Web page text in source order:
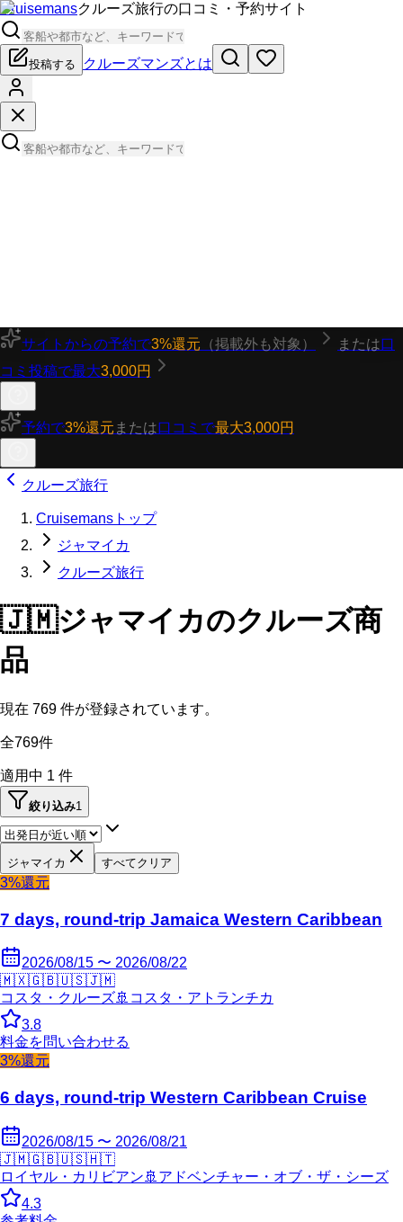
Cruisemansクルーズ旅行の口コミ・予約サイト
投稿する クルーズマンズとは
サイトからの予約で3%還元 （掲載外も対象） または口
コミ投稿で最大3,000円
予約で3%還元 または口コミで最大3,000円
クルーズ旅行
Cruisemansトップ
ジャマイカ
クルーズ旅行
🇯🇲ジャマイカのクルーズ商
品
現在 769 件が登録されています。
全769件
適用中 1 件
絞り込み1
ジャマイカ すべてクリア
3%還元
7 days, round-trip Jamaica Western Caribbean
2026/08/15 〜 2026/08/22
🇲🇽🇬🇧🇺🇸🇯🇲
コスタ・クルーズ🚢 コスタ・アトランチカ
3.8
料金を問い合わせる
3%還元
6 days, round-trip Western Caribbean Cruise
2026/08/15 〜 2026/08/21
🇯🇲🇬🇧🇺🇸🇭🇹
ロイヤル・カリビアン 🚢 アドベンチャー・オブ・ザ・シーズ
4.3